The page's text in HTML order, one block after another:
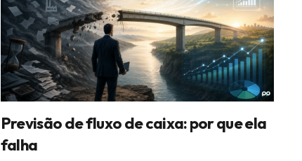
Previsão de fluxo de caixa: por que ela
falha